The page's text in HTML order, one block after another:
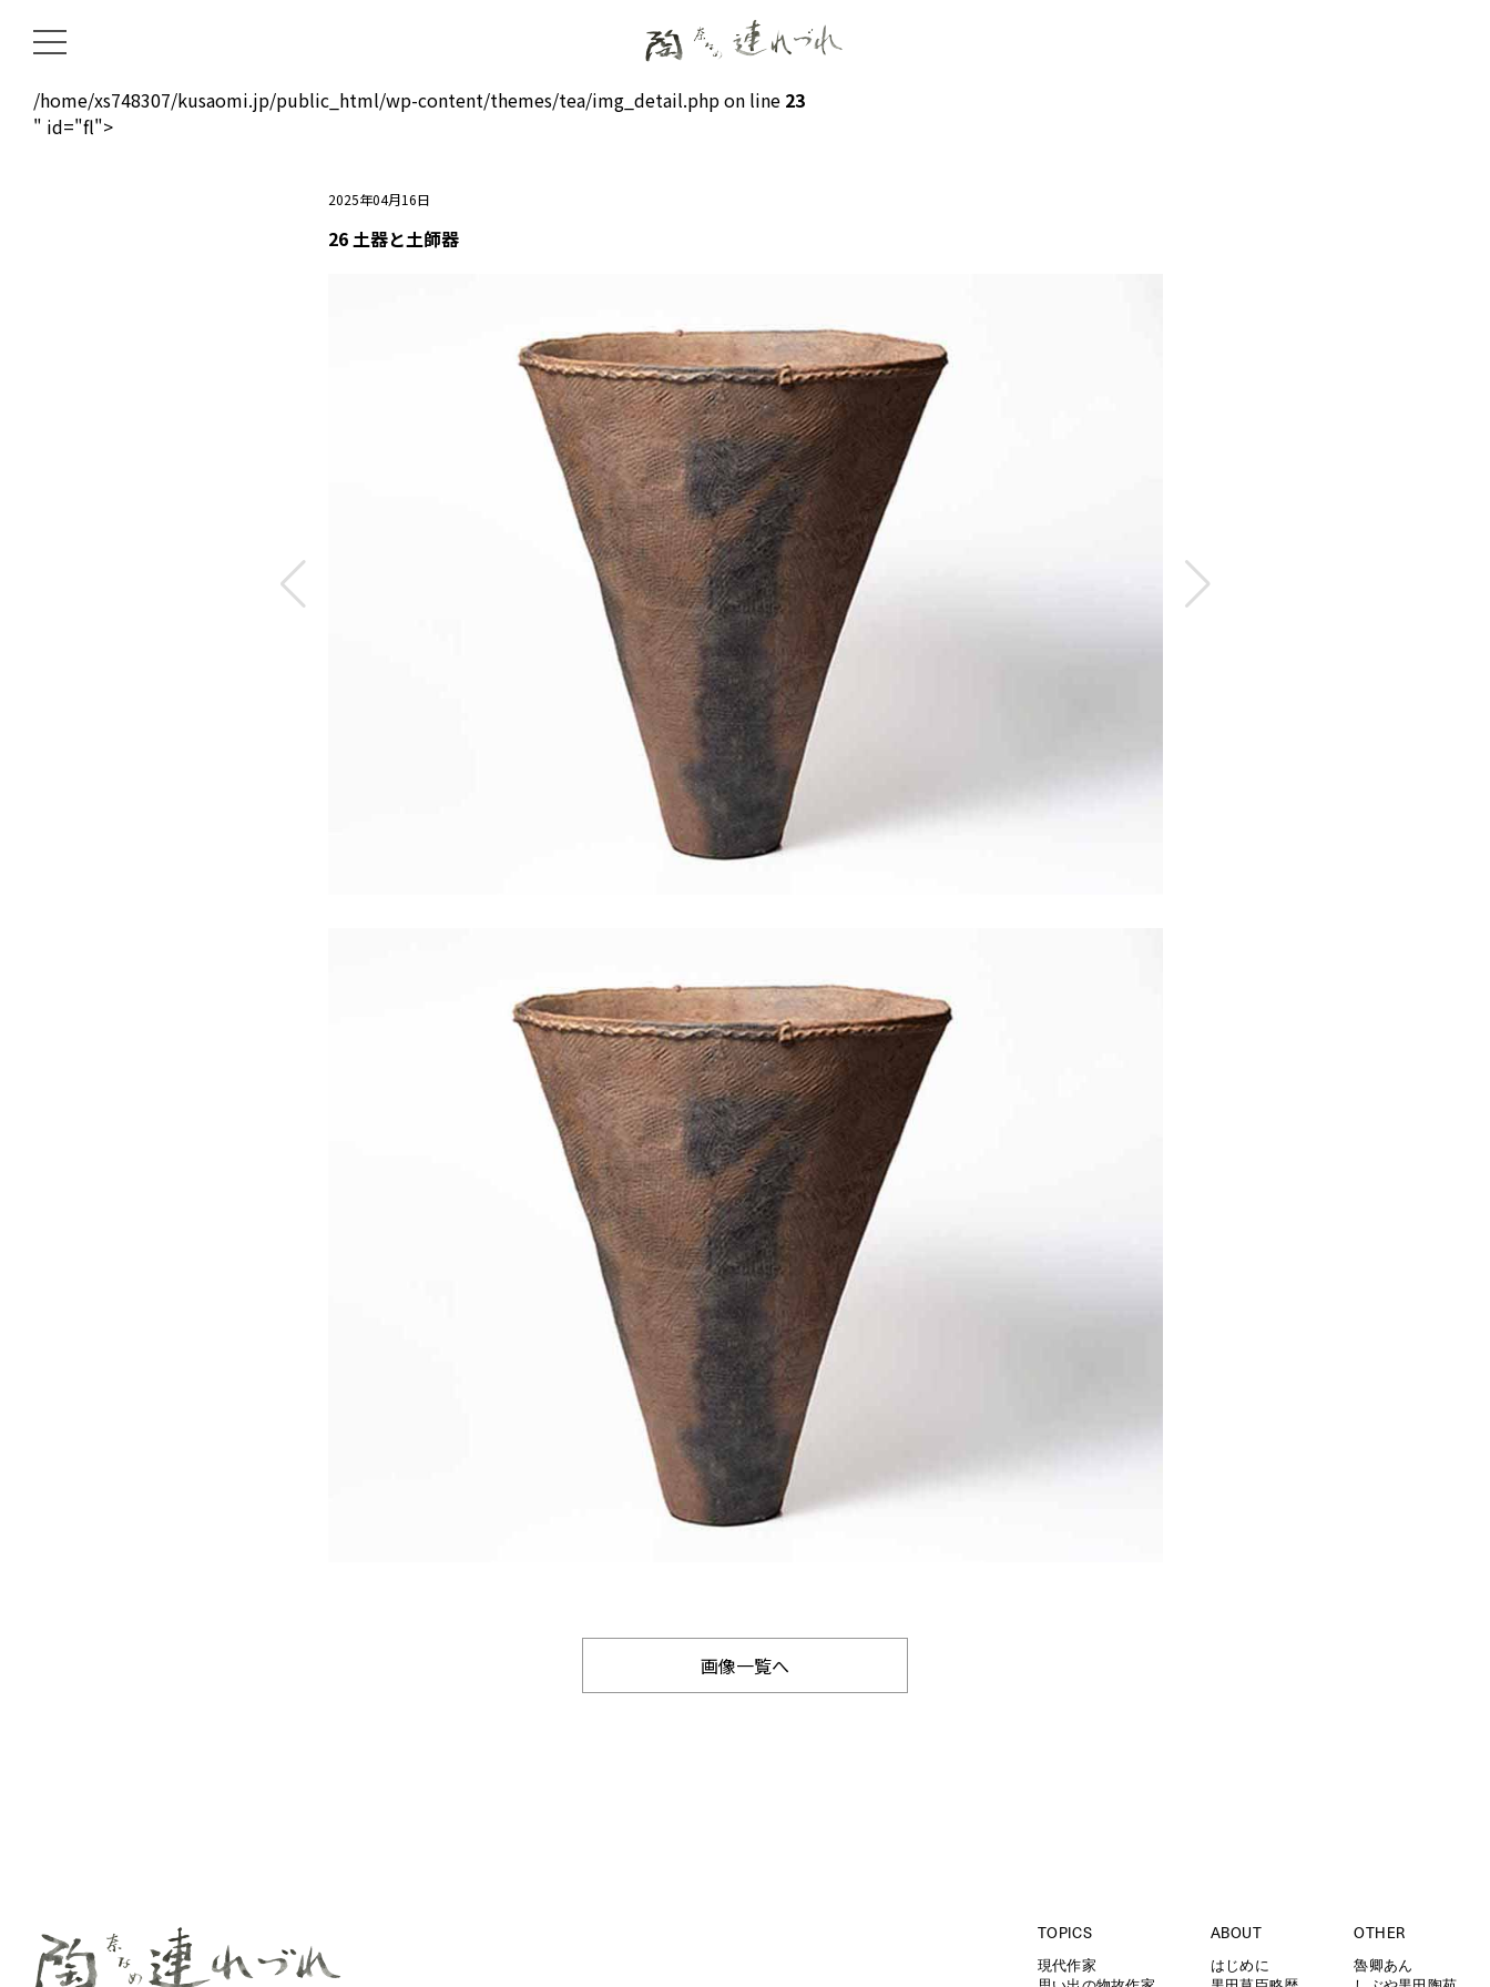
/home/xs748307/kusaomi.jp/public_html/wp-content/themes/tea/img_detail.php on line 23
" id="fl">
2025年04月16日
26 土器と土師器
画像一覧へ
TOPICS
現代作家
ABOUT
はじめに
OTHER
魯卿あん